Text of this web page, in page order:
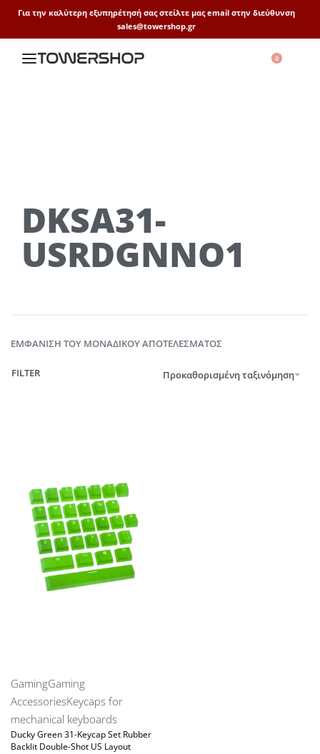
Για την καλύτερη εξυπηρέτησή σας στείλτε μας email στην διεύθυνση
sales@towershop.gr
0
DKSA31-
USRDGNNO1
ΕΜΦΆΝΙΣΗ ΤΟΥ ΜΟΝΑΔΙΚΟΎ ΑΠΟΤΕΛΈΣΜΑΤΟΣ
Προκαθορισμένη ταξινόμηση
FILTER
GamingGaming
AccessoriesKeycaps for
mechanical keyboards
Ducky Green 31-Keycap Set Rubber
Backlit Double-Shot US Layout